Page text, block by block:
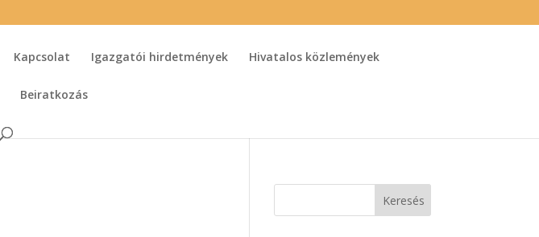
Kapcsolat Igazgatói hirdetmények Hivatalos közlemények
Beiratkozás